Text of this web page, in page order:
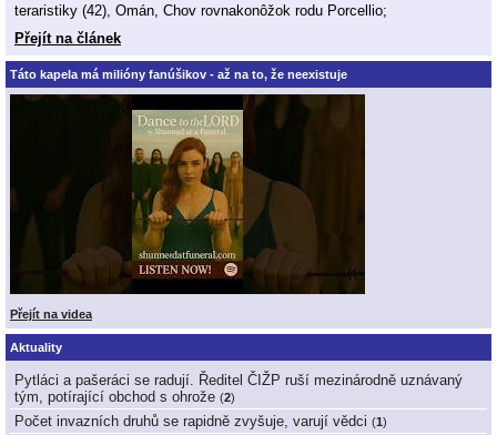
teraristiky (42), Omán, Chov rovnakonôžok rodu Porcellio;
Přejít na článek
Táto kapela má milióny fanúšikov - až na to, že neexistuje
Přejít na videa
Aktuality
Pytláci a pašeráci se radují. Ředitel ČIŽP ruší mezinárodně uznávaný
tým, potírající obchod s ohrože (2)
Počet invazních druhů se rapidně zvyšuje, varují vědci (1)